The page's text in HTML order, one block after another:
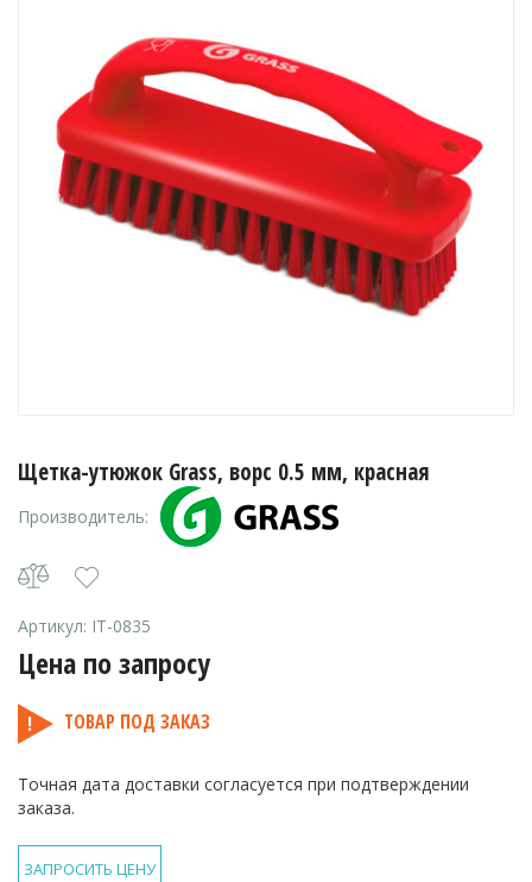
Щетка-утюжок Grass, ворс 0.5 мм, красная
Производитель:
Артикул: IT-0835
Цена по запросу
ТОВАР ПОД ЗАКАЗ
Точная дата доставки согласуется при подтверждении
заказа.
ЗАПРОСИТЬ ЦЕНУ